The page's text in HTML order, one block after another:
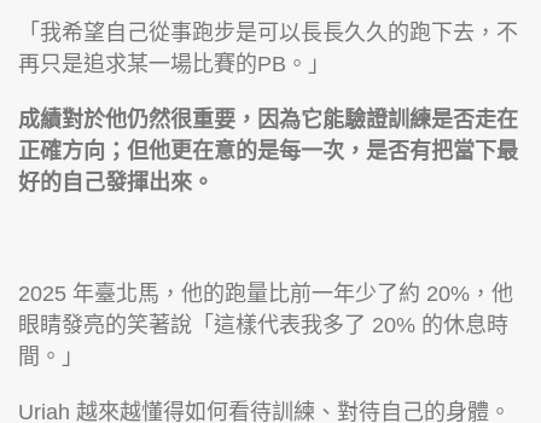
「我希望自己從事跑步是可以長長久久的跑下去，不
再只是追求某一場比賽的PB。」
成績對於他仍然很重要，因為它能驗證訓練是否走在
正確方向；但他更在意的是每一次，是否有把當下最
好的自己發揮出來。
2025 年臺北馬，他的跑量比前一年少了約 20%，他
眼睛發亮的笑著說「這樣代表我多了 20% 的休息時
間。」
Uriah 越來越懂得如何看待訓練、對待自己的身體。